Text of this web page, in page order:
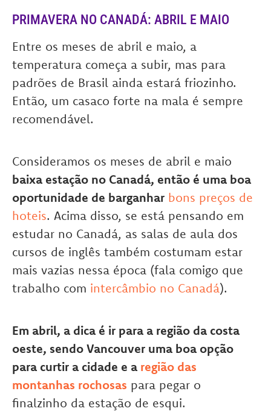
PRIMAVERA NO CANADÁ: ABRIL E MAIO
Entre os meses de abril e maio, a
temperatura começa a subir, mas para
padrões de Brasil ainda estará friozinho.
Então, um casaco forte na mala é sempre
recomendável.
Consideramos os meses de abril e maio
baixa estação no Canadá, então é uma boa
oportunidade de barganhar bons preços de
hoteis. Acima disso, se está pensando em
estudar no Canadá, as salas de aula dos
cursos de inglês também costumam estar
mais vazias nessa época (fala comigo que
trabalho com intercâmbio no Canadá).
Em abril, a dica é ir para a região da costa
oeste, sendo Vancouver uma boa opção
para curtir a cidade e a região das
montanhas rochosas para pegar o
finalzinho da estação de esqui.